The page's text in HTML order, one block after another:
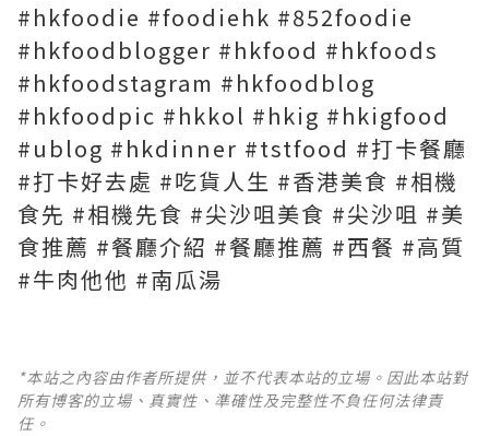
#hkfoodie #foodiehk #852foodie
#hkfoodblogger #hkfood #hkfoods
#hkfoodstagram #hkfoodblog
#hkfoodpic #hkkol #hkig #hkigfood
#ublog #hkdinner #tstfood #打卡餐廳
#打卡好去處 #吃貨人生 #香港美食 #相機
食先 #相機先食 #尖沙咀美食 #尖沙咀 #美
食推薦 #餐廳介紹 #餐廳推薦 #西餐 #高質
#牛肉他他 #南瓜湯
*本站之內容由作者所提供，並不代表本站的立場。因此本站對
所有博客的立場、真實性、準確性及完整性不負任何法律責
任。